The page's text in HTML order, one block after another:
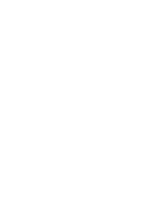
「水頭症」の概要を知っていただくこと